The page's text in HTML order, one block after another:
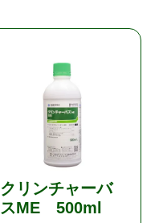
クリンチャーバ
スME 500ml